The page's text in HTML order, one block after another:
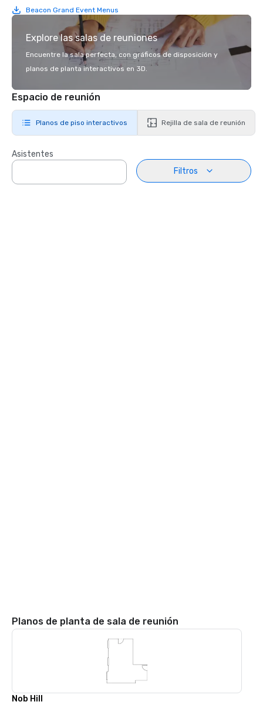
Beacon Grand Event Menus
Explore las salas de reuniones
Encuentre la sala perfecta, con gráficos de disposición y
planos de planta interactivos en 3D.
Espacio de reunión
Planos de piso interactivos Rejilla de sala de reunión
Asistentes
Filtros
Planos de planta de sala de reunión
Nob Hill